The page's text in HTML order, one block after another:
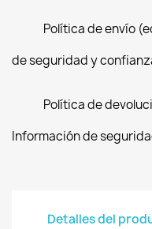
Política de envío
de seguridad y
Política de
Información de
Detalles del